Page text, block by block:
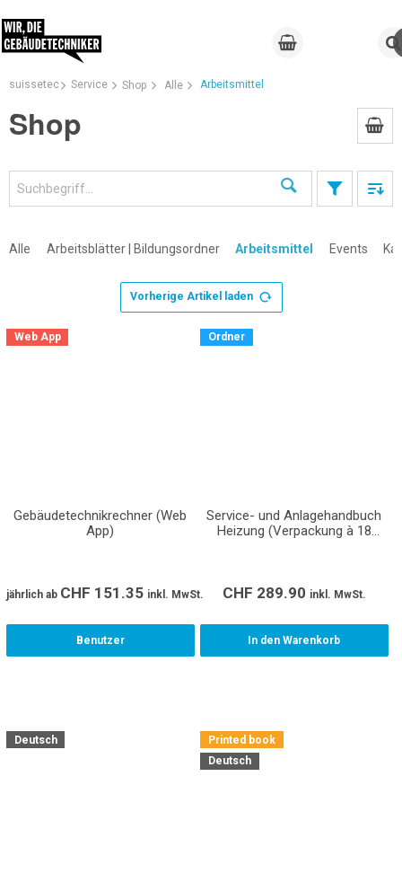
suissetec Service Shop Alle Arbeitsmittel
Shop
Suchen
Alle Arbeitsblätter | Bildungsordner Arbeitsmittel Events
Vorherige Artikel laden
Web App
Gebäudetechnikrechner (Web
App)
jährlich ab CHF 151.35 inkl. MwSt.
Benutzer
Ordner
Service- und Anlagehandbuch
Heizung (Verpackung à 18
CHF 289.90 inkl. MwSt.
In den Warenkorb
Deutsch
Printed book
Deutsch